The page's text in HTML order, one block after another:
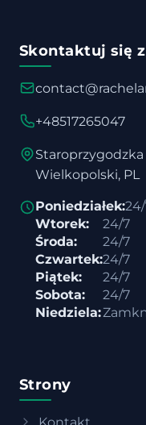
Skontaktuj się
+48517265047
Wielkopolski, PL
Poniedziałek:
Wtorek:
24/7
Środa:
24/7
Czwartek:24/7
Piątek:
24/7
Sobota:
24/7
Niedziela:
Strony